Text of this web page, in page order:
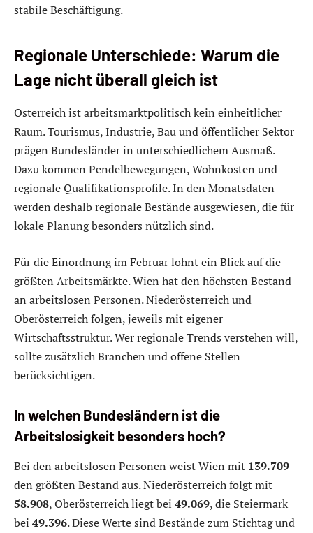
stabile Beschäftigung.
Regionale Unterschiede: Warum die
Lage nicht überall gleich ist
Österreich ist arbeitsmarktpolitisch kein einheitlicher
Raum. Tourismus, Industrie, Bau und öffentlicher Sektor
prägen Bundesländer in unterschiedlichem Ausmaß.
Dazu kommen Pendelbewegungen, Wohnkosten und
regionale Qualifikationsprofile. In den Monatsdaten
werden deshalb regionale Bestände ausgewiesen, die für
lokale Planung besonders nützlich sind.
Für die Einordnung im Februar lohnt ein Blick auf die
größten Arbeitsmärkte. Wien hat den höchsten Bestand
an arbeitslosen Personen. Niederösterreich und
Oberösterreich folgen, jeweils mit eigener
Wirtschaftsstruktur. Wer regionale Trends verstehen will,
sollte zusätzlich Branchen und offene Stellen
berücksichtigen.
In welchen Bundesländern ist die
Arbeitslosigkeit besonders hoch?
Bei den arbeitslosen Personen weist Wien mit 139.709
den größten Bestand aus. Niederösterreich folgt mit
58.908, Oberösterreich liegt bei 49.069, die Steiermark
bei 49.396. Diese Werte sind Bestände zum Stichtag und